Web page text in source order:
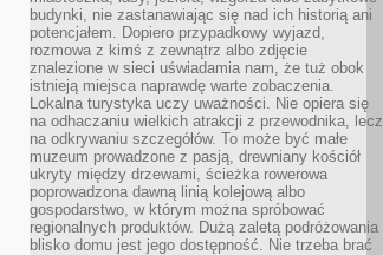
budynki, nie zastanawiając się nad ich historią ani
potencjałem. Dopiero przypadkowy wyjazd,
rozmowa z kimś z zewnątrz albo zdjęcie
znalezione w sieci uświadamia nam, że tuż obok
istnieją miejsca naprawdę warte zobaczenia.
Lokalna turystyka uczy uważności. Nie opiera się
na odhaczaniu wielkich atrakcji z przewodnika, lecz
na odkrywaniu szczegółów. To może być małe
muzeum prowadzone z pasją, drewniany kościół
ukryty między drzewami, ścieżka rowerowa
poprowadzona dawną linią kolejową albo
gospodarstwo, w którym można spróbować
regionalnych produktów. Dużą zaletą podróżowania
blisko domu jest jego dostępność. Nie trzeba brać